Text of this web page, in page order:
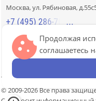
Москва, ул. Рябиновая,
+7 (495) 286-70-40
СТРОЙРЫНОК «СЛАВЯНСКИЙ
Москва, 41км МКАД, пав. Г-
+7 (499) 226-74-18
© 2009-2026 Все права
Продолжая
соглашаетесь